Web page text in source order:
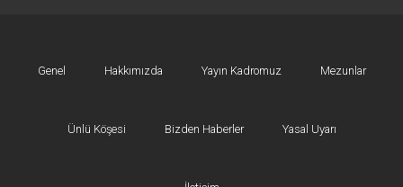
Genel Hakkımızda Yayın Kadromuz Mezunlar
Ünlü Köşesi Bizden Haberler Yasal Uyarı